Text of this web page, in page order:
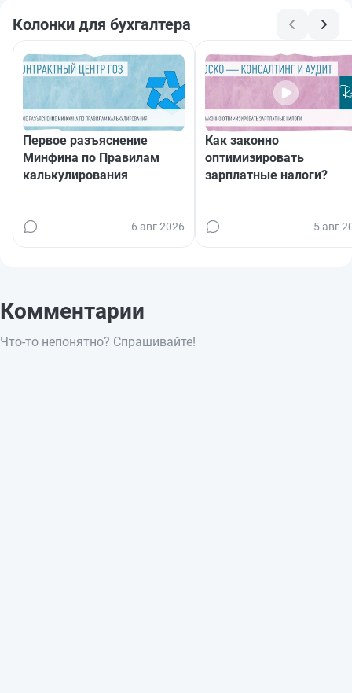
Колонки для бухгалтера
Первое разъяснение
Минфина по Правилам
калькулирования
6 авг 2026
Как законно
оптимизировать
зарплатные налоги?
5 авг
Комментарии
Что-то непонятно? Спрашивайте!